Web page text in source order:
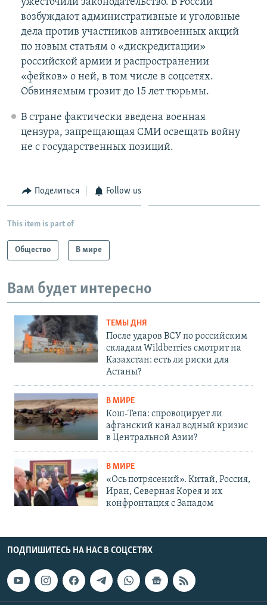
возбуждают административные и уголовные
дела против участников антивоенных акций
по новым статьям о «дискредитации»
российской армии и распространении
«фейков» о ней, в том числе в соцсетях.
Обвиняемым грозит до 15 лет тюрьмы.
В стране фактически введена военная
цензура, запрещающая СМИ освещать войну
не с государственных позиций.
Поделиться Follow us
This item is part of
Общество В мире
Вам будет интересно
ТЕМЫ ДНЯ
После ударов ВСУ по российским
складам Wildberries смотрит на
Казахстан: есть ли риски для
Астаны?
В МИРЕ
Кош-Тепа: спровоцирует ли
афганский канал водный кризис
в Центральной Азии?
В МИРЕ
«Ось потрясений». Китай, Россия,
Иран, Северная Корея и их
конфронтация с Западом
ПОДПИШИТЕСЬ НА НАС В СОЦСЕТЯХ